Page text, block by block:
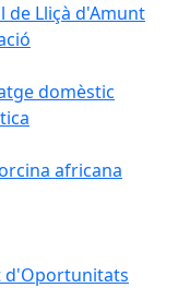
de Lliçà d'Amunt
domèstic
africana
d'Oportunitats